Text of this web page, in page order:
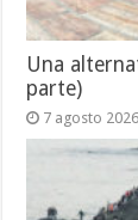
Una
parte)
7 agosto 2026